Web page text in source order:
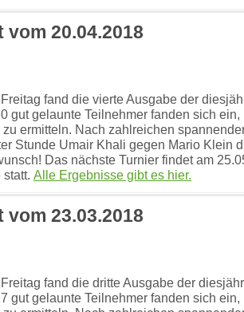
20.04.2018
fand die vierte Ausgabe der
gut gelaunte Teilnehmer fanden sich ein,
ermitteln. Nach zahlreichen
Stunde Umair Khali gegen Mario Klein
Das nächste Turnier findet am
Alle Ergebnisse gibt es hier.
23.03.2018
fand die dritte Ausgabe der
gut gelaunte Teilnehmer fanden sich ein,